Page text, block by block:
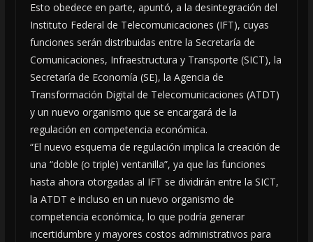
Esto obedece en parte, apuntó, a la desintegración del
Instituto Federal de Telecomunicaciones (IFT), cuyas
funciones serán distribuidas entre la Secretaría de
Comunicaciones, Infraestructura y Transporte (SICT), la
Secretaría de Economía (SE), la Agencia de
Transformación Digital de Telecomunicaciones (ATDT)
y un nuevo organismo que se encargará de la
regulación en competencia económica.
“El nuevo esquema de regulación implica la creación de
una “doble (o triple) ventanilla”, ya que las funciones
hasta ahora otorgadas al IFT se dividirán entre la SICT,
la ATDT e incluso en un nuevo organismo de
competencia económica, lo que podría generar
incertidumbre y mayores costos administrativos para